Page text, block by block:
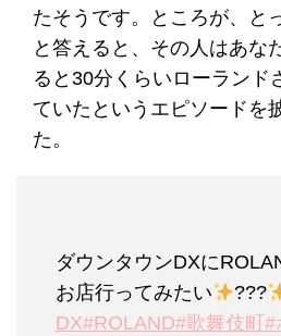
たそうです。ところが、と
と答えると、その人はあな
ると30分くらいローランド
ていたというエピソードを
た。
ダウンタウンDXに
お店行ってみたい
???
DX#ROLAND#歌舞伎町 #